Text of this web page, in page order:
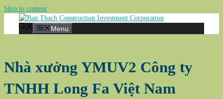
Skip to content
Menu
Nhà xưởng YMUV2 Công ty
TNHH Long Fa Việt Nam